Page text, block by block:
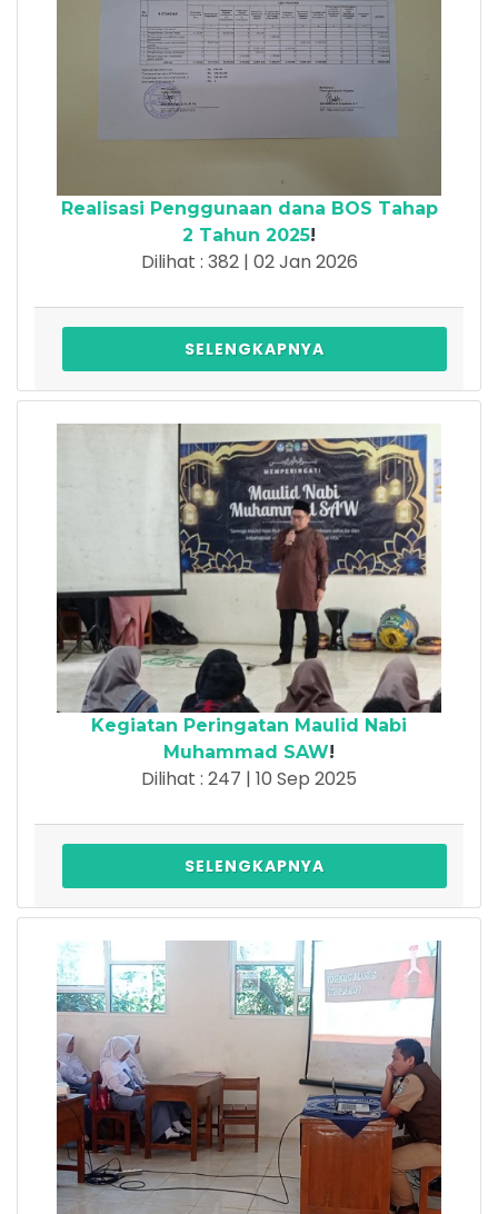
Realisasi Penggunaan dana BOS Tahap
2 Tahun 2025!
Dilihat : 382 | 02 Jan 2026
SELENGKAPNYA
Kegiatan Peringatan Maulid Nabi
Muhammad SAW!
Dilihat : 247 | 10 Sep 2025
SELENGKAPNYA